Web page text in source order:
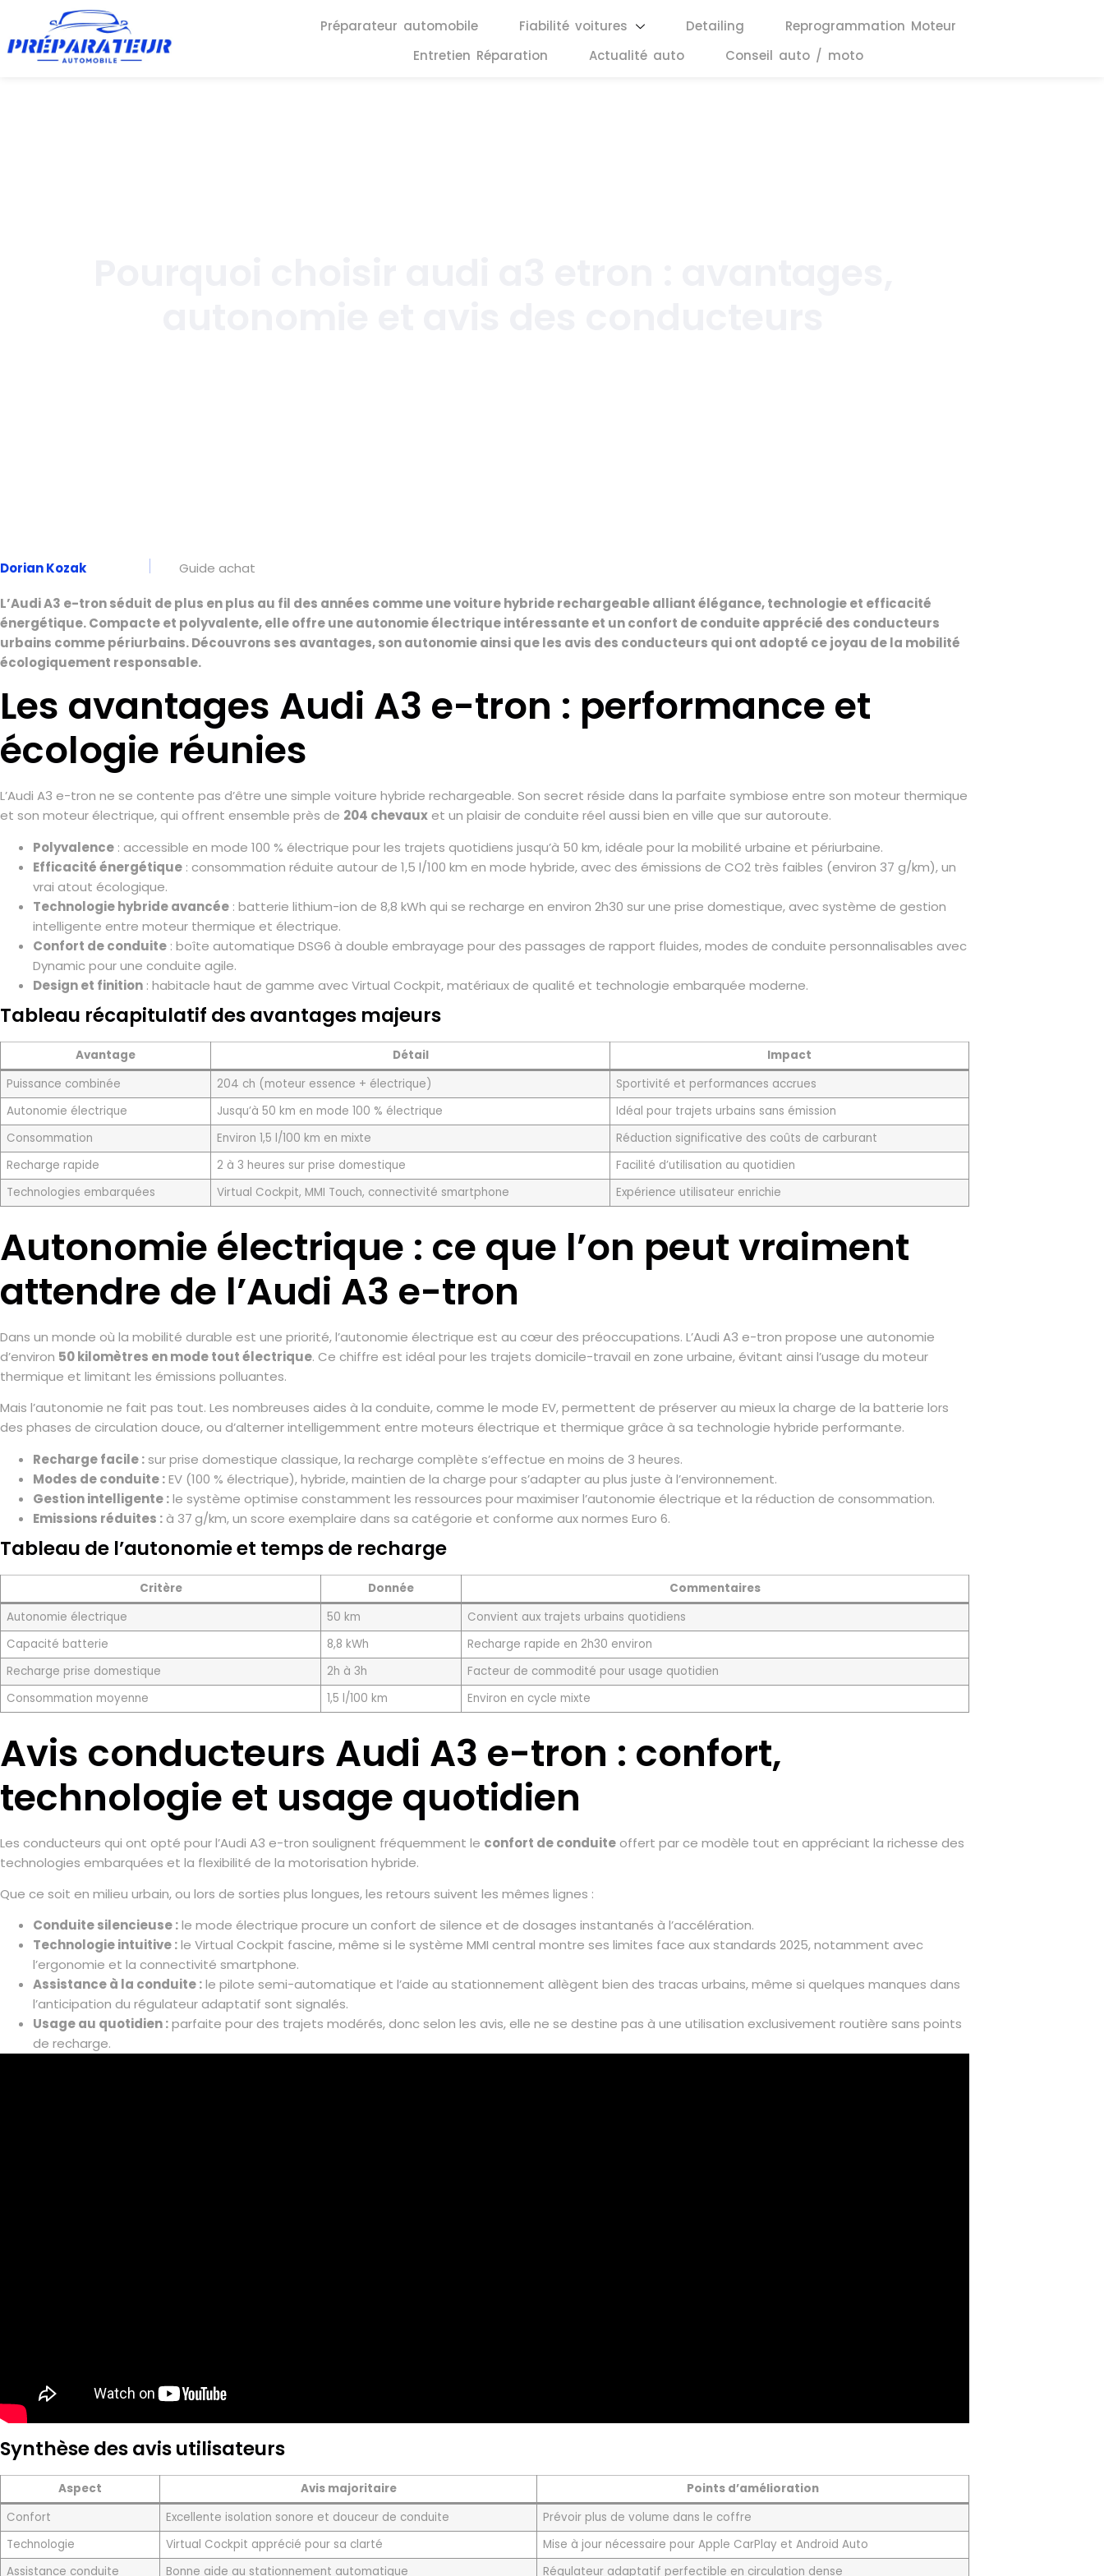
Préparateur automobile Fiabilité voitures Detailing
Reprogrammation Moteur
Entretien Réparation
Actualité auto Conseil auto / moto
Dorian Kozak Guide achat
L’Audi A3 e-tron séduit de plus en plus au fil des années comme une voiture hybride rechargeable alliant élégance, technologie et efficacité
énergétique. Compacte et polyvalente, elle offre une autonomie électrique intéressante et un confort de conduite apprécié des conducteurs
urbains comme périurbains. Découvrons ses avantages, son autonomie ainsi que les avis des conducteurs qui ont adopté ce joyau de la mobilité
écologiquement responsable.
Les avantages Audi A3 e-tron : performance et
écologie réunies
L’Audi A3 e-tron ne se contente pas d’être une simple voiture hybride rechargeable. Son secret réside dans la parfaite symbiose entre son moteur thermique
et son moteur électrique, qui offrent ensemble près de 204 chevauxet un plaisir de conduite réel aussi bien en ville que sur autoroute.
Polyvalence : accessible en mode 100 % électrique pour les trajets quotidiens jusqu’à 50 km, idéale pour la mobilité urbaine et périurbaine.
Efficacité énergétique : consommation réduite autour de 1,5 l/100 km en mode hybride, avec des émissions de CO2 très faibles (environ 37 g/km), un
vrai atout écologique.
Technologie hybride avancée : batterie lithium-ion de 8,8 kWh qui se recharge en environ 2h30 sur une prise domestique, avec système de gestion
intelligente entre moteur thermique et électrique.
Confort de conduite : boîte automatique DSG6 à double embrayage pour des passages de rapport fluides, modes de conduite personnalisables avec
Dynamic pour une conduite agile.
Design et finition : habitacle haut de gamme avec Virtual Cockpit, matériaux de qualité et technologie embarquée moderne.
Tableau récapitulatif des avantages majeurs
Avantage Détail
Impact
Puissance combinée
204 ch (moteur essence + électrique)
Sportivité et performances accrues
Autonomie électrique
Jusqu’à 50 km en mode 100 % électrique
Idéal pour trajets urbains sans émission
Consommation
Environ 1,5 l/100 km en mixte
Réduction significative des coûts de carburant
Recharge rapide
2 à 3 heures sur prise domestique
Facilité d’utilisation au quotidien
Technologies embarquées
Virtual Cockpit, MMI Touch, connectivité smartphone Expérience utilisateur enrichie
Autonomie électrique : ce que l’on peut vraiment
attendre de l’Audi A3 e-tron
Dans un monde où la mobilité durable est une priorité, l’autonomie électrique est au cœur des préoccupations. L’Audi A3 e-tron propose une autonomie
d’environ 50 kilomètres en mode tout électrique. Ce chiffre est idéal pour les trajets domicile-travail en zone urbaine, évitant ainsi l’usage du moteur
thermique et limitant les émissions polluantes.
Mais l’autonomie ne fait pas tout. Les nombreuses aides à la conduite, comme le mode EV, permettent de préserver au mieux la charge de la batterie lors
des phases de circulation douce, ou d’alterner intelligemment entre moteurs électrique et thermique grâce à sa technologie hybride performante.
Recharge facile : sur prise domestique classique, la recharge complète s’effectue en moins de 3 heures.
Modes de conduite :EV (100 % électrique), hybride, maintien de la charge pour s’adapter au plus juste à l’environnement.
Gestion intelligente :le système optimise constamment les ressources pour maximiser l’autonomie électrique et la réduction de consommation.
Emissions réduites :à 37 g/km, un score exemplaire dans sa catégorie et conforme aux normes Euro 6.
Tableau de l’autonomie et temps de recharge
Critère Donnée
Commentaires
Autonomie électrique
50 km
Convient aux trajets urbains quotidiens
Capacité batterie
8,8 kWh
Recharge rapide en 2h30 environ
Recharge prise domestique
2h à 3h
Facteur de commodité pour usage quotidien
Consommation moyenne
1,5 l/100 km Environ en cycle mixte
Avis conducteurs Audi A3 e-tron : confort,
technologie et usage quotidien
Les conducteurs qui ont opté pour l’Audi A3 e-tron soulignent fréquemment le confort de conduiteoffert par ce modèle tout en appréciant la richesse des
technologies embarquées et la flexibilité de la motorisation hybride.
Que ce soit en milieu urbain, ou lors de sorties plus longues, les retours suivent les mêmes lignes :
Conduite silencieuse :le mode électrique procure un confort de silence et de dosages instantanés à l’accélération.
Technologie intuitive :le Virtual Cockpit fascine, même si le système MMI central montre ses limites face aux standards 2025, notamment avec
l’ergonomie et la connectivité smartphone.
Assistance à la conduite :le pilote semi-automatique et l’aide au stationnement allègent bien des tracas urbains, même si quelques manques dans
l’anticipation du régulateur adaptatif sont signalés.
Usage au quotidien :parfaite pour des trajets modérés, donc selon les avis, elle ne se destine pas à une utilisation exclusivement routière sans points
de recharge.
Synthèse des avis utilisateurs
Aspect Avis majoritaire
Points d’amélioration
Confort
Excellente isolation sonore et douceur de conduite
Prévoir plus de volume dans le coffre
Technologie
Virtual Cockpit apprécié pour sa clarté
Mise à jour nécessaire pour Apple CarPlay et Android Auto
Assistance conduite
Bonne aide au stationnement automatique
Régulateur adaptatif perfectible en circulation dense